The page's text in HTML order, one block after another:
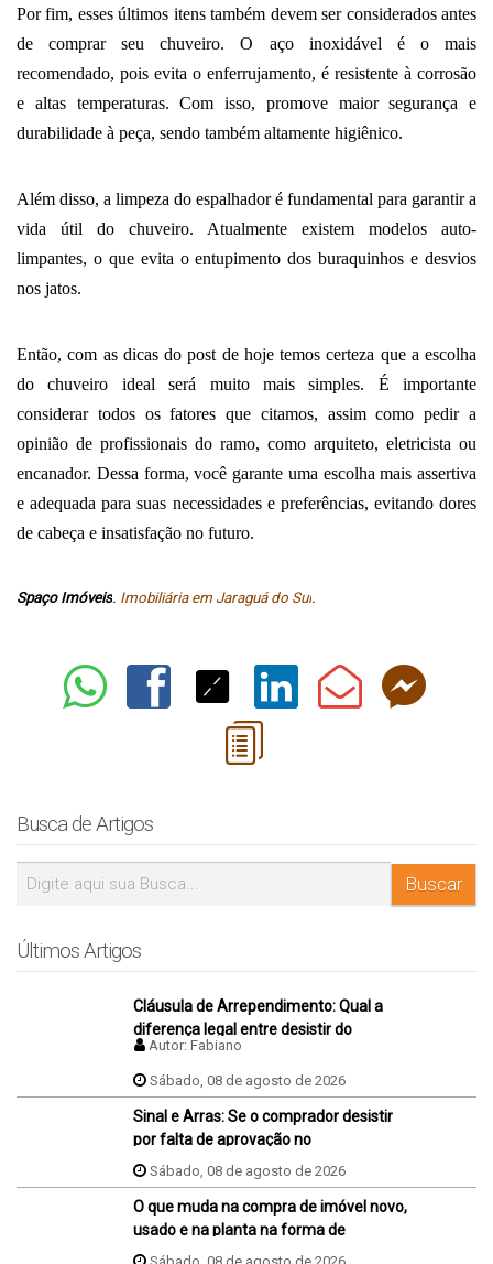
Por fim, esses últimos itens também devem ser considerados antes
de comprar seu chuveiro. O aço inoxidável é o mais
recomendado, pois evita o enferrujamento, é resistente à corrosão
e altas temperaturas. Com isso, promove maior segurança e
durabilidade à peça, sendo também altamente higiênico.
Além disso, a limpeza do espalhador é fundamental para garantir a
vida útil do chuveiro. Atualmente existem modelos auto-
limpantes, o que evita o entupimento dos buraquinhos e desvios
nos jatos.
Então, com as dicas do post de hoje temos certeza que a escolha
do chuveiro ideal será muito mais simples. É importante
considerar todos os fatores que citamos, assim como pedir a
opinião de profissionais do ramo, como arquiteto, eletricista ou
encanador. Dessa forma, você garante uma escolha mais assertiva
e adequada para suas necessidades e preferências, evitando dores
de cabeça e insatisfação no futuro.
Spaço Imóveis. Imobiliária em Jaraguá do Sul.
Busca de Artigos
Últimos Artigos
Cláusula de Arrependimento: Qual a
diferença legal entre desistir do
negócio antes e depois da assinatura
da promessa de compra e venda do
imóvel?
Autor: Fabiano
Sábado, 08 de agosto de 2026
Sinal e Arras: Se o comprador desistir
por falta de aprovação no
financiamento, ele perde o sinal dados
na proposta?
Sábado, 08 de agosto de 2026
O que muda na compra de imóvel novo,
usado e na planta na forma de
pagamento?